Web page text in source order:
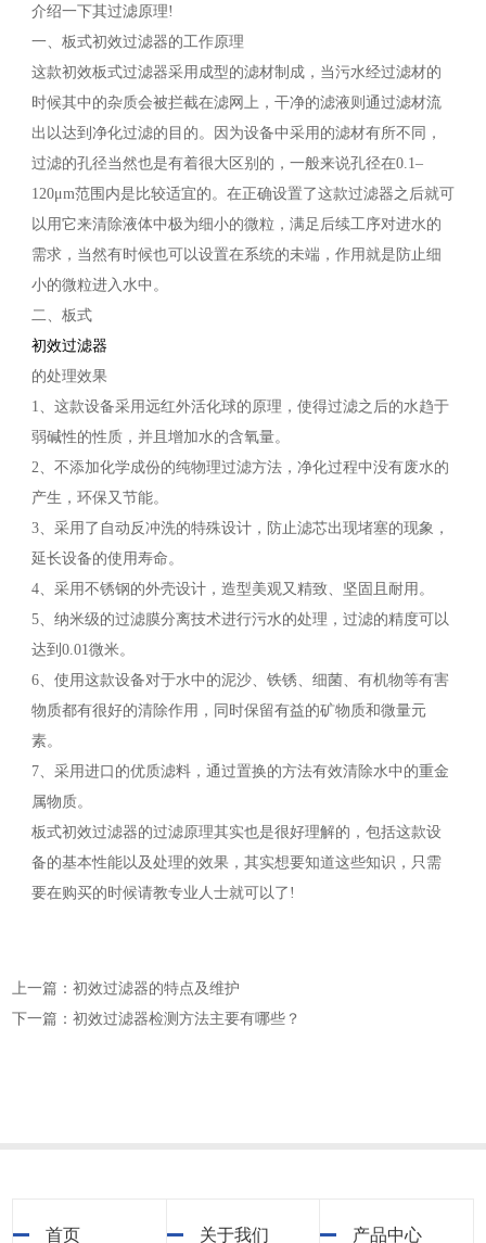
介绍一下其过滤原理!
一、板式初效过滤器的工作原理
这款初效板式过滤器采用成型的滤材制成，当污水经过滤材的
时候其中的杂质会被拦截在滤网上，干净的滤液则通过滤材流
出以达到净化过滤的目的。因为设备中采用的滤材有所不同，
过滤的孔径当然也是有着很大区别的，一般来说孔径在0.1–
120μm范围内是比较适宜的。在正确设置了这款过滤器之后就可
以用它来清除液体中极为细小的微粒，满足后续工序对进水的
需求，当然有时候也可以设置在系统的未端，作用就是防止细
小的微粒进入水中。
二、板式
初效过滤器
的处理效果
1、这款设备采用远红外活化球的原理，使得过滤之后的水趋于
弱碱性的性质，并且增加水的含氧量。
2、不添加化学成份的纯物理过滤方法，净化过程中没有废水的
产生，环保又节能。
3、采用了自动反冲洗的特殊设计，防止滤芯出现堵塞的现象，
延长设备的使用寿命。
4、采用不锈钢的外壳设计，造型美观又精致、坚固且耐用。
5、纳米级的过滤膜分离技术进行污水的处理，过滤的精度可以
达到0.01微米。
6、使用这款设备对于水中的泥沙、铁锈、细菌、有机物等有害
物质都有很好的清除作用，同时保留有益的矿物质和微量元
素。
7、采用进口的优质滤料，通过置换的方法有效清除水中的重金
属物质。
板式初效过滤器的过滤原理其实也是很好理解的，包括这款设
备的基本性能以及处理的效果，其实想要知道这些知识，只需
要在购买的时候请教专业人士就可以了!
上一篇：初效过滤器的特点及维护
下一篇：初效过滤器检测方法主要有哪些？
首页 关于我们 产品中心